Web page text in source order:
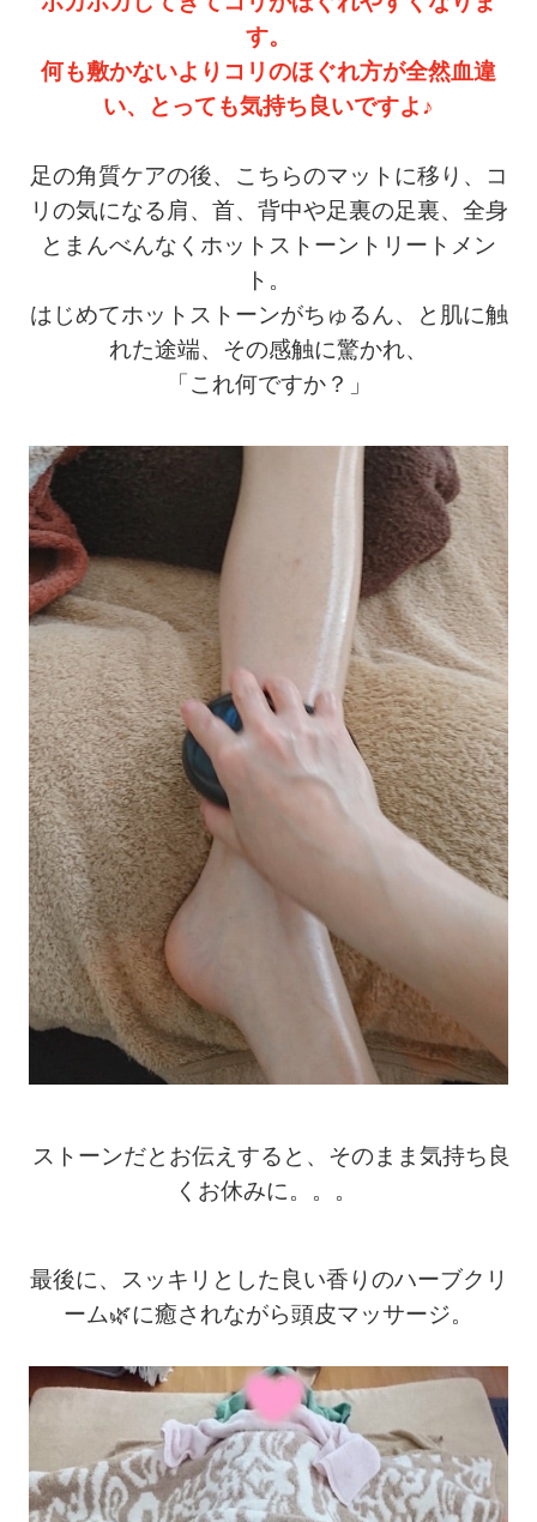
す。
何も敷かないよりコリのほぐれ方が全然血違
い、
とっても気持ち良いですよ♪
足の角質ケアの後、こちらのマットに移り、コ
リの気になる肩、首、背中や足裏の足裏、全身
とまんべんなくホットストーントリートメン
ト。
はじめてホットストーンがちゅるん、と肌に触
れた途端、その感触に驚かれ、
「これ何ですか？」
ストーンだとお伝えすると、そのまま気持ち良
くお休みに。。。
最後に、スッキリとした良い香りのハーブクリ
ーム🌿に癒されながら頭皮マッサージ。